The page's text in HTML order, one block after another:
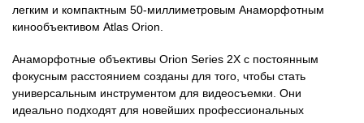
легким и компактным 50-миллиметровым Анаморфотным
кинообъективом Atlas Orion.
Анаморфотные объективы Orion Series 2X с постоянным
фокусным расстоянием созданы для того, чтобы стать
универсальным инструментом для видеосъемки. Они
идеально подходят для новейших профессиональных